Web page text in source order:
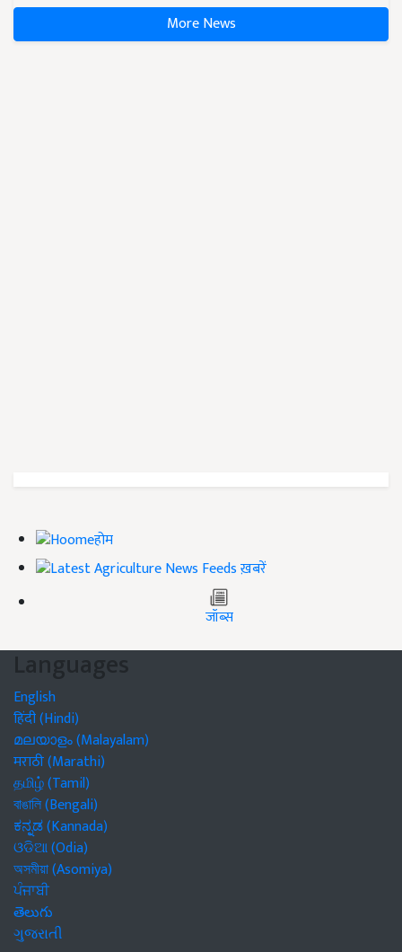
More News
होम
ख़बरें
जॉब्स
Languages
English
हिंदी (Hindi)
മലയാളം (Malayalam)
मराठी (Marathi)
தமிழ் (Tamil)
বাঙালি (Bengali)
ಕನ್ನಡ (Kannada)
ଓଡିଆ (Odia)
অসমীয়া (Asomiya)
ਪੰਜਾਬੀ
తెలుగు
ગુજરાતી